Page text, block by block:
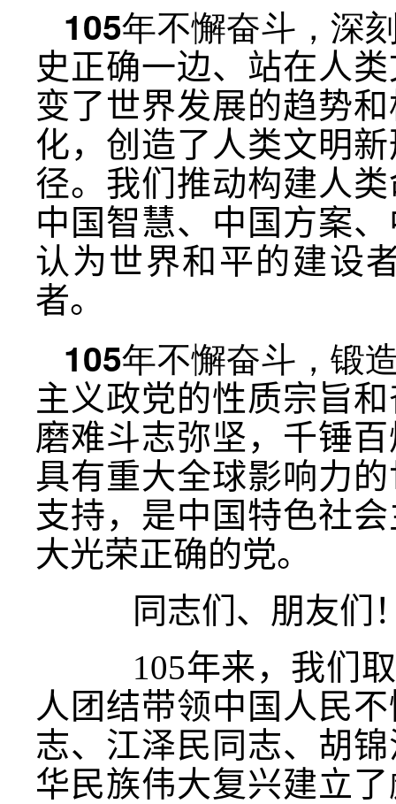
105年不懈奋斗，深
史正确一边、站在人
变了世界发展的趋势
化，创造了人类文明
径。我们推动构建人
中国智慧、中国方案
认为世界和平的建设
者。
105年不懈奋斗，锻
主义政党的性质宗旨
磨难斗志弥坚，千锤
具有重大全球影响力
支持，是中国特色社
大光荣正确的党。
同志们、朋友们
105年来，我们取
人团结带领中国人民
志、江泽民同志、胡
华民族伟大复兴建立